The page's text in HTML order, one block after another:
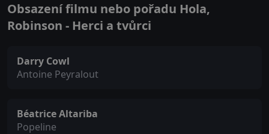
Obsazení filmu nebo pořadu Hola,
Robinson - Herci a tvůrci
Darry Cowl
Antoine Peyralout
Béatrice Altariba
Popeline